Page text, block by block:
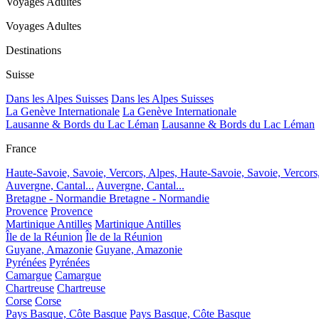
Voyages Adultes
Destinations
Suisse
Dans les Alpes Suisses Dans les Alpes Suisses
La Genève Internationale La Genève Internationale
Lausanne & Bords du Lac Léman Lausanne & Bords du Lac Léman
France
Haute-Savoie, Savoie, Vercors, Alpes, Haute-Savoie, Savoie,
Auvergne, Cantal... Auvergne, Cantal...
Bretagne - Normandie Bretagne - Normandie
Provence Provence
Martinique Antilles Martinique Antilles
Île de la Réunion Île de la Réunion
Guyane, Amazonie Guyane, Amazonie
Pyrénées Pyrénées
Camargue Camargue
Chartreuse Chartreuse
Corse Corse
Pays Basque, Côte Basque Pays Basque, Côte Basque